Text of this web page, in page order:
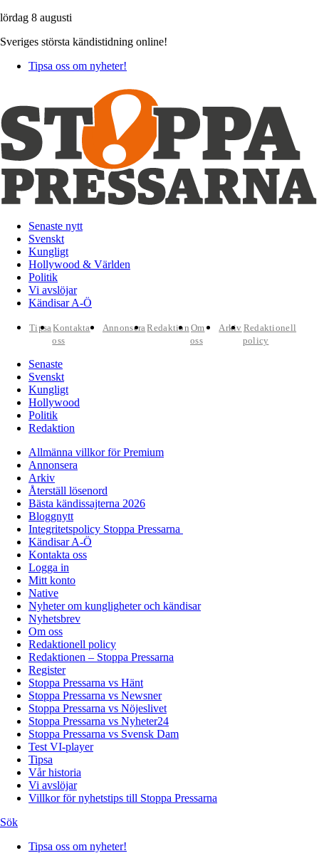
lördag 8 augusti
Sveriges största kändistidning online!
Tipsa oss om nyheter!
Senaste nytt
Svenskt
Kungligt
Hollywood & Världen
Politik
Vi avslöjar
Kändisar A-Ö
TipsaKontakta
oss
AnnonseraRedaktion Om
oss
Arkiv Redaktionell
policy
Senaste
Svenskt
Kungligt
Hollywood
Politik
Redaktion
Allmänna villkor för Premium
Annonsera
Arkiv
Återställ lösenord
Bästa kändissajterna 2026
Bloggnytt
Integritetspolicy Stoppa Pressarna
Kändisar A-Ö
Kontakta oss
Logga in
Mitt konto
Native
Nyheter om kungligheter och kändisar
Nyhetsbrev
Om oss
Redaktionell policy
Redaktionen – Stoppa Pressarna
Register
Stoppa Pressarna vs Hänt
Stoppa Pressarna vs Newsner
Stoppa Pressarna vs Nöjeslivet
Stoppa Pressarna vs Nyheter24
Stoppa Pressarna vs Svensk Dam
Test VI-player
Tipsa
Vår historia
Vi avslöjar
Villkor för nyhetstips till Stoppa Pressarna
Sök
Tipsa oss om nyheter!